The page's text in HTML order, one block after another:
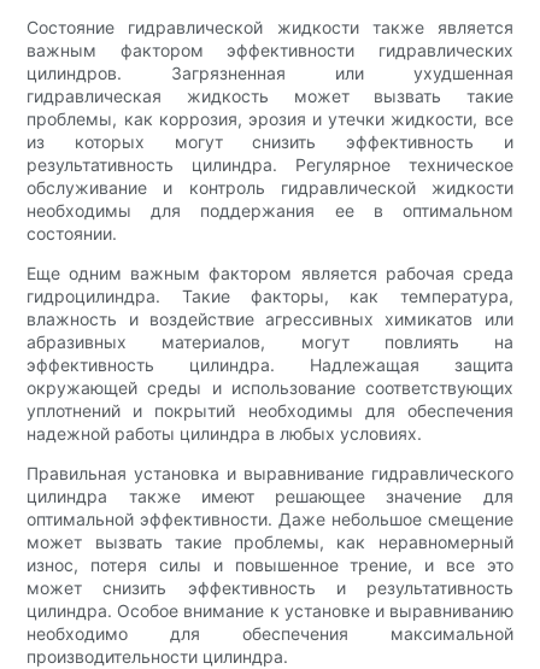
Состояние гидравлической жидкости также является
важным фактором эффективности гидравлических
цилиндров. Загрязненная или ухудшенная
гидравлическая жидкость может вызвать такие
проблемы, как коррозия, эрозия и утечки жидкости, все
из которых могут снизить эффективность и
результативность цилиндра. Регулярное техническое
обслуживание и контроль гидравлической жидкости
необходимы для поддержания ее в оптимальном
состоянии.
Еще одним важным фактором является рабочая среда
гидроцилиндра. Такие факторы, как температура,
влажность и воздействие агрессивных химикатов или
абразивных материалов, могут повлиять на
эффективность цилиндра. Надлежащая защита
окружающей среды и использование соответствующих
уплотнений и покрытий необходимы для обеспечения
надежной работы цилиндра в любых условиях.
Правильная установка и выравнивание гидравлического
цилиндра также имеют решающее значение для
оптимальной эффективности. Даже небольшое смещение
может вызвать такие проблемы, как неравномерный
износ, потеря силы и повышенное трение, и все это
может снизить эффективность и результативность
цилиндра. Особое внимание к установке и выравниванию
необходимо для обеспечения максимальной
производительности цилиндра.